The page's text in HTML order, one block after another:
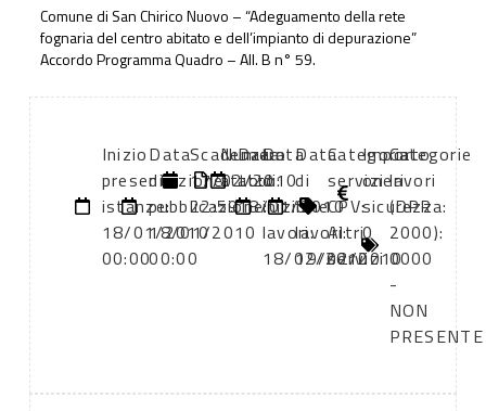
Comune di San Chirico Nuovo – “Adeguamento della rete
fognaria del centro abitato e dell’impianto di depurazione”
Accordo Programma Quadro – All. B n° 59.
Inizio
presentazione
istanze:
18/01/2010
00:00
Data
di
pubblicazione:
18/01/2010
00:00
Scadenza:
17/02/2010
22:59
Numero
atto:
. .
Data
atto:
18/01/2010
Data
di
inizio
lavori:
18/02/2010
Data
di
fine
lavori:
19/02/2010
Categoria
servizi
CPV:
Altri
servizi
Importo
oneri
sicurezza:
0
Categorie
lavori
(DPR
2000):
0000
-
NON
PRESENTE